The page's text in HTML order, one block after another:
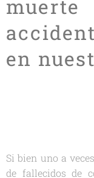
muerte
en
Si bien uno a
de fallecidos de